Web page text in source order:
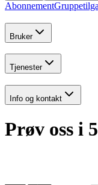
Abonnement
Bruker
Tjenester
Info og kontakt
Prøv oss i